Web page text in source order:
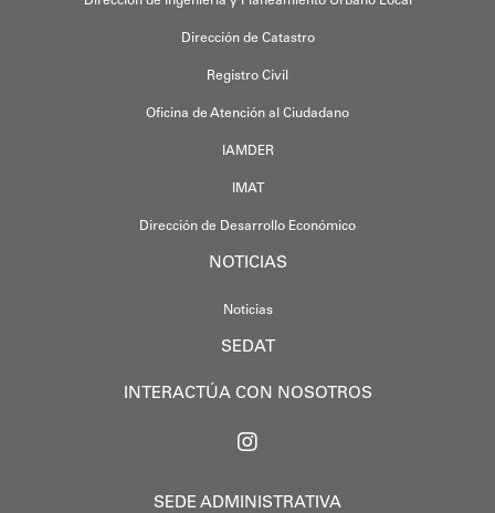
Dirección de Catastro
Registro Civil
Oficina de Atención al Ciudadano
IAMDER
IMAT
Dirección de Desarrollo Económico
NOTICIAS
Noticias
SEDAT
INTERACTÚA CON NOSOTROS
SEDE ADMINISTRATIVA